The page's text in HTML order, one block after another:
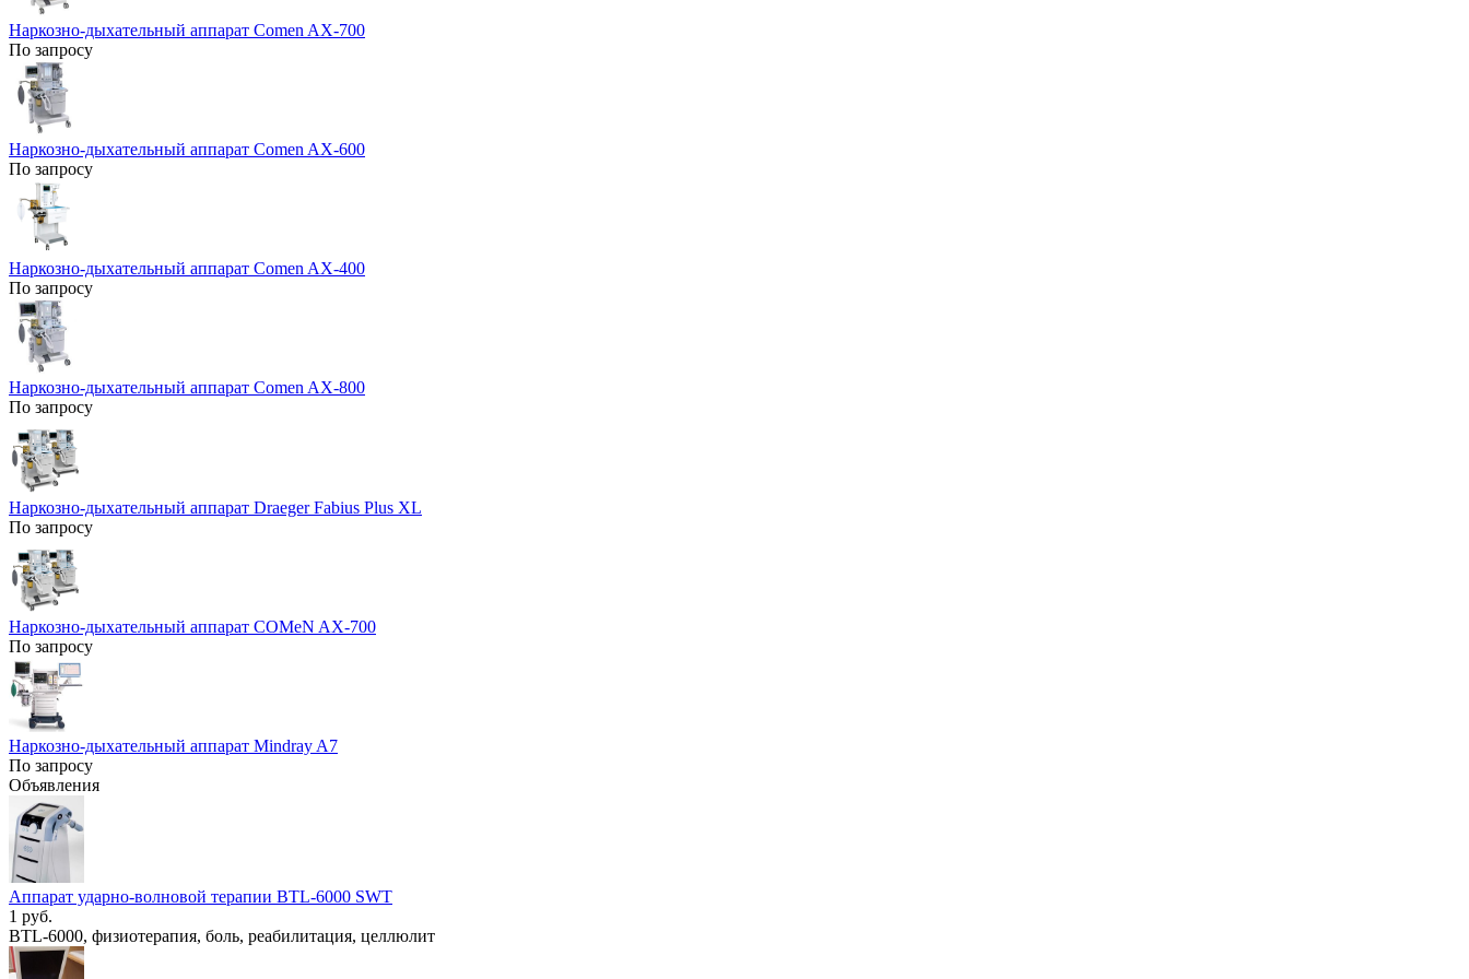
Наркозно-дыхательный аппарат Comen AX-700
По запросу
Наркозно-дыхательный аппарат Comen AX-600
По запросу
Наркозно-дыхательный аппарат Comen AX-400
По запросу
Наркозно-дыхательный аппарат Comen AX-800
По запросу
Наркозно-дыхательный аппарат Draeger Fabius Plus XL
По запросу
Наркозно-дыхательный аппарат COMeN AX-700
По запросу
Наркозно-дыхательный аппарат Mindray A7
По запросу
Объявления
Аппарат ударно-волновой терапии BTL-6000 SWT
1 руб.
BTL-6000, физиотерапия, боль, реабилитация, целлюлит